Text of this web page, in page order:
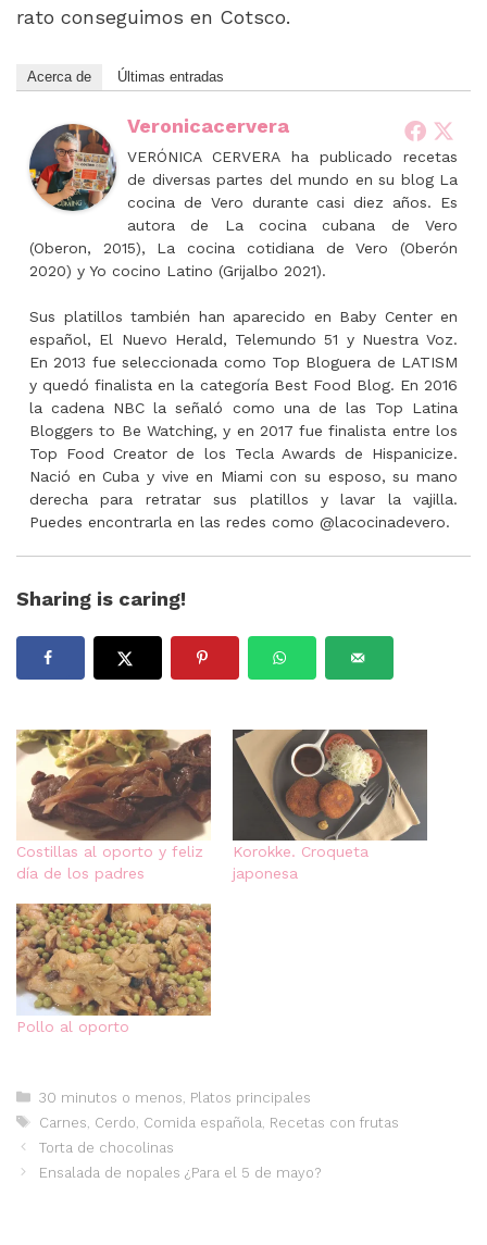
rato conseguimos en Cotsco.
Acerca de Últimas entradas
Veronicacervera
VERÓNICA CERVERA ha publicado recetas
de diversas partes del mundo en su blog La
cocina de Vero durante casi diez años. Es
autora de La cocina cubana de Vero
(Oberon, 2015), La cocina cotidiana de Vero (Oberón
2020) y Yo cocino Latino (Grijalbo 2021).
Sus platillos también han aparecido en Baby Center en
español, El Nuevo Herald, Telemundo 51 y Nuestra Voz.
En 2013 fue seleccionada como Top Bloguera de LATISM
y quedó finalista en la categoría Best Food Blog. En 2016
la cadena NBC la señaló como una de las Top Latina
Bloggers to Be Watching, y en 2017 fue finalista entre los
Top Food Creator de los Tecla Awards de Hispanicize.
Nació en Cuba y vive en Miami con su esposo, su mano
derecha para retratar sus platillos y lavar la vajilla.
Puedes encontrarla en las redes como @lacocinadevero.
Sharing is caring!
Costillas al oporto y feliz
día de los padres
Korokke. Croqueta
japonesa
Pollo al oporto
Categorías
30 minutos o menos Platos principales
Etiquetas
Carnes Cerdo Comida española Recetas con frutas
Torta de chocolinas
Ensalada de nopales ¿Para el 5 de mayo?